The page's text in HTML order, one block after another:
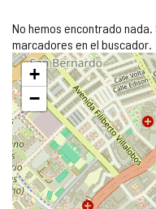
No hemos encontrado
marcadores en el buscador.
Saltar
mapa
+
−